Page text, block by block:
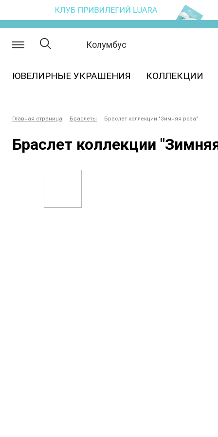
8 800 333 81 17 Акции Доставка и
Колумбус
ЮВЕЛИРНЫЕ УКРАШЕНИЯ КОЛЛЕКЦИИ
Главная страница Браслеты Браслет коллекции "Зимняя роза"
Браслет коллекции